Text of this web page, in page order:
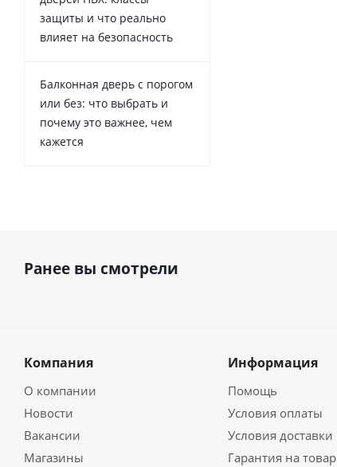
защиты и что реально
влияет на безопасность
Балконная дверь с порогом
или без: что выбрать и
почему это важнее, чем
кажется
Ранее вы смотрели
Компания
О компании
Новости
Вакансии
Магазины
Информация
Помощь
Условия оплаты
Условия доставки
Гарантия на товар